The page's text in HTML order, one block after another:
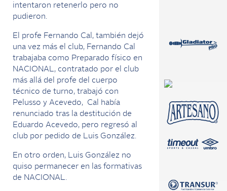
intentaron retenerlo pero no
pudieron.
El profe Fernando Cal, también dejó
una vez más el club, Fernando Cal
trabajaba como Preparado físico en
NACIONAL, contratado por el club
más allá del profe del cuerpo
técnico de turno, trabajó con
Pelusso y Acevedo, Cal había
renunciado tras la destitución de
Eduardo Acevedo, pero regresó al
club por pedido de Luis González.
En otro orden, Luis González no
quiso permanecer en las formativas
de NACIONAL.